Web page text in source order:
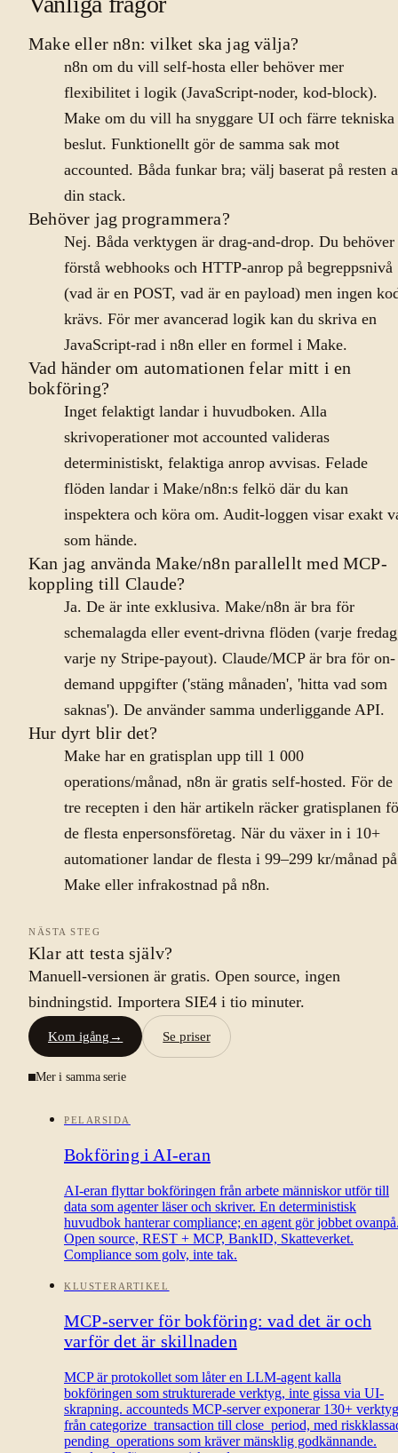
Make eller n8n: vilket ska jag välja?
n8n om du vill self-hosta eller behöver mer
flexibilitet i logik (JavaScript-noder, kod-block).
Make om du vill ha snyggare UI och färre tekniska
beslut. Funktionellt gör de samma sak mot
accounted. Båda funkar bra; välj baserat på resten
din stack.
Behöver jag programmera?
Nej. Båda verktygen är drag-and-drop. Du behöver
förstå webhooks och HTTP-anrop på begreppsnivå
(vad är en POST, vad är en payload) men ingen
krävs. För mer avancerad logik kan du skriva en
JavaScript-rad i n8n eller en formel i Make.
Vad händer om automationen felar mitt i en
bokföring?
Inget felaktigt landar i huvudboken. Alla
skrivoperationer mot accounted valideras
deterministiskt, felaktiga anrop avvisas. Felade
flöden landar i Make/n8n:s felkö där du kan
inspektera och köra om. Audit-loggen visar exakt
som hände.
Kan jag använda Make/n8n parallellt med MCP-
koppling till Claude?
Ja. De är inte exklusiva. Make/n8n är bra för
schemalagda eller event-drivna flöden (varje
varje ny Stripe-payout). Claude/MCP är bra för on-
demand uppgifter ('stäng månaden', 'hitta vad som
saknas'). De använder samma underliggande API.
Hur dyrt blir det?
Make har en gratisplan upp till 1 000
operations/månad, n8n är gratis self-hosted. För de
tre recepten i den här artikeln räcker gratisplanen
de flesta enpersonsföretag. När du växer in i 10+
automationer landar de flesta i 99–299 kr/månad på
Make eller infrakostnad på n8n.
NÄSTA STEG
Klar att testa själv?
Manuell-versionen är gratis. Open source, ingen
bindningstid. Importera SIE4 i tio minuter.
Kom igång → Se priser
Mer i samma serie
PELARSIDA
Bokföring i AI-eran
AI-eran flyttar bokföringen från arbete människor utför till
data som agenter läser och skriver. En deterministisk
huvudbok hanterar compliance; en agent gör jobbet
Open source, REST + MCP, BankID, Skatteverket.
Compliance som golv, inte tak.
KLUSTERARTIKEL
MCP-server för bokföring: vad det är och
varför det är skillnaden
MCP är protokollet som låter en LLM-agent kalla
bokföringen som strukturerade verktyg, inte gissa via UI-
skrapning. accounteds MCP-server exponerar 130+ verktyg
från categorize_transaction till close_period, med
pending_operations som kräver mänsklig godkännande.